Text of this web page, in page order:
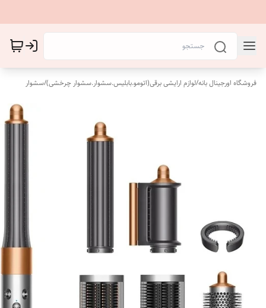
فروشگاه اورجینال بانه/لوازم ارایشی برقی(اتومو.بابلیس.سشوار.سشوار چرخشی)/سشوار